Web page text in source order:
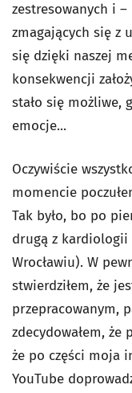
zestresowanych i
zmagających się z
się dzięki naszej
konsekwencji
stało się możliwe,
emocje...
Oczywiście
momencie
Tak było, bo po
drugą z kardiologii
Wrocławiu). W
stwierdziłem, że
przepracowanym,
zdecydowałem, że
że po części moja
YouTube